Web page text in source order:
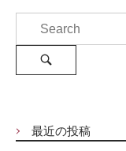
i
a
o
r
f
o
e
最近の投稿